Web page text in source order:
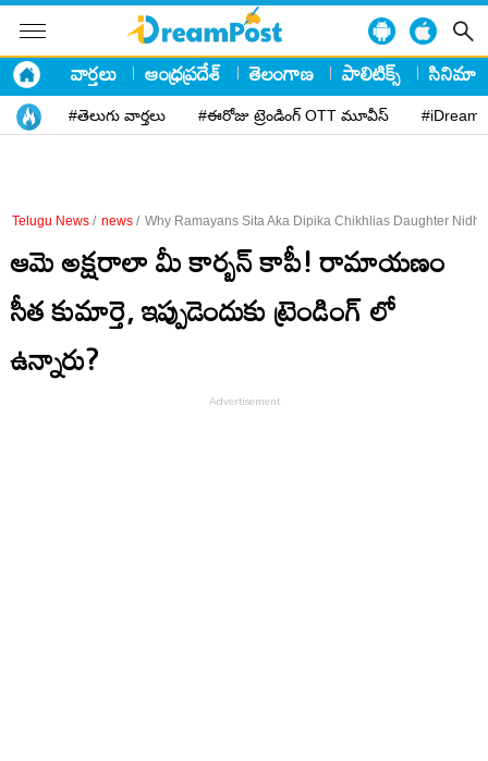
వార్తలు ఆంధ్రప్రదేశ్ తెలంగాణ పాలిటిక్స్ సినిమా
#తెలుగు వార్తలు #ఈరోజు ట్రెండింగ్ OTT మూవీస్
Telugu News / news / Why Ramayans Sita Aka Dipika Chikhlias Daughter
ఆమె అక్షరాలా మీ కార్బన్ కాపీ! రామాయణం
సీత కుమార్తె, ఇప్పుడెందుకు ట్రెండింగ్ లో
ఉన్నారు?